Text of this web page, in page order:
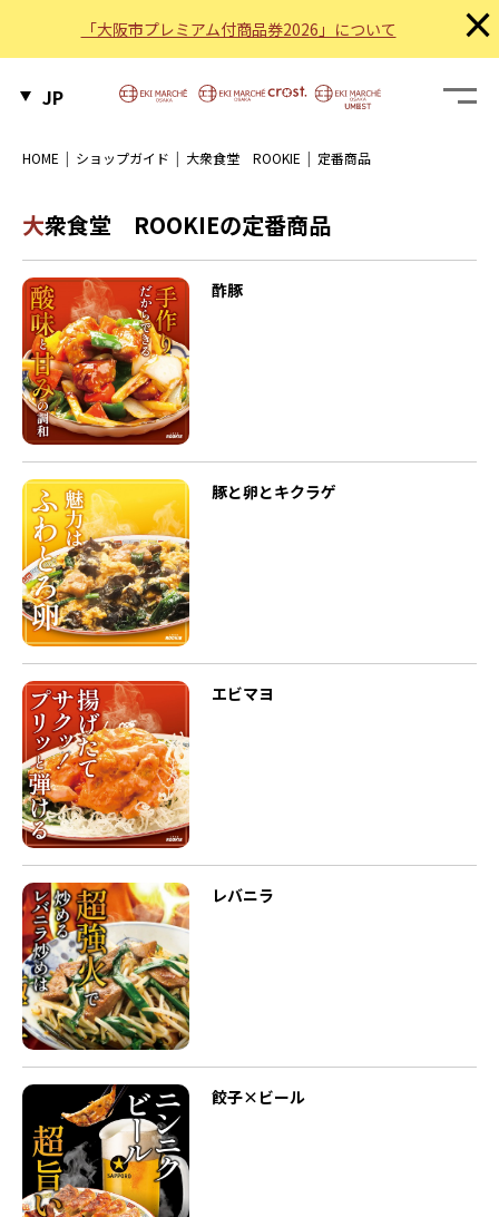
「大阪市プレミアム付商品券2026」について ×
JP
HOME ショップガイド 大衆食堂 ROOKIE 定番商品
大衆食堂 ROOKIEの定番商品
酢豚
豚と卵とキクラゲ
エビマヨ
レバニラ
餃子×ビール